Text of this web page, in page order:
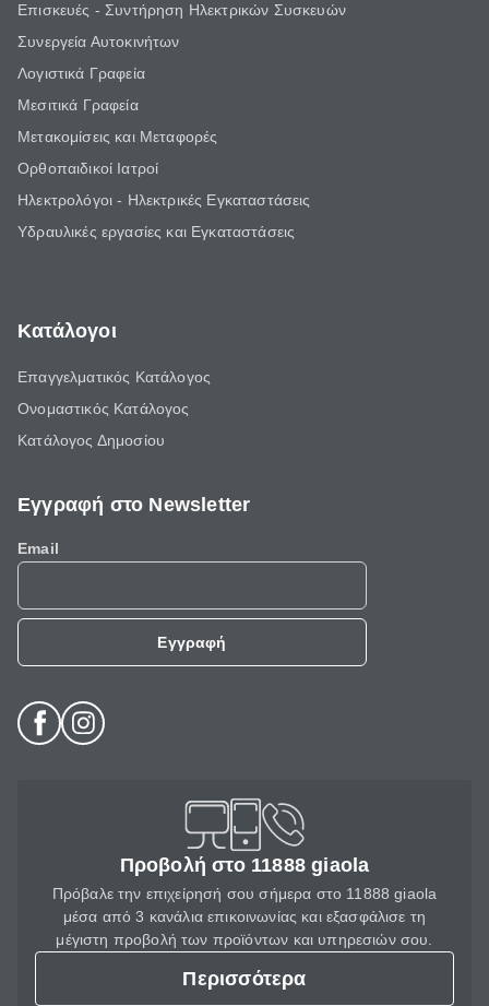
Επισκευές - Συντήρηση Ηλεκτρικών Συσκευών
Συνεργεία Αυτοκινήτων
Λογιστικά Γραφεία
Μεσιτικά Γραφεία
Μετακομίσεις και Μεταφορές
Ορθοπαιδικοί Ιατροί
Ηλεκτρολόγοι - Ηλεκτρικές Εγκαταστάσεις
Υδραυλικές εργασίες και Εγκαταστάσεις
Κατάλογοι
Επαγγελματικός Κατάλογος
Ονομαστικός Κατάλογος
Κατάλογος Δημοσίου
Εγγραφή στο Newsletter
Email
Εγγραφή
Προβολή στο 11888 giaola
Πρόβαλε την επιχείρησή σου σήμερα στο 11888 giaola
μέσα από 3 κανάλια επικοινωνίας και εξασφάλισε τη
μέγιστη προβολή των προϊόντων και υπηρεσιών σου.
Περισσότερα